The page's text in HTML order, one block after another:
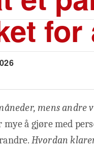
for
mens andre
mye å gjøre med
Hvordan